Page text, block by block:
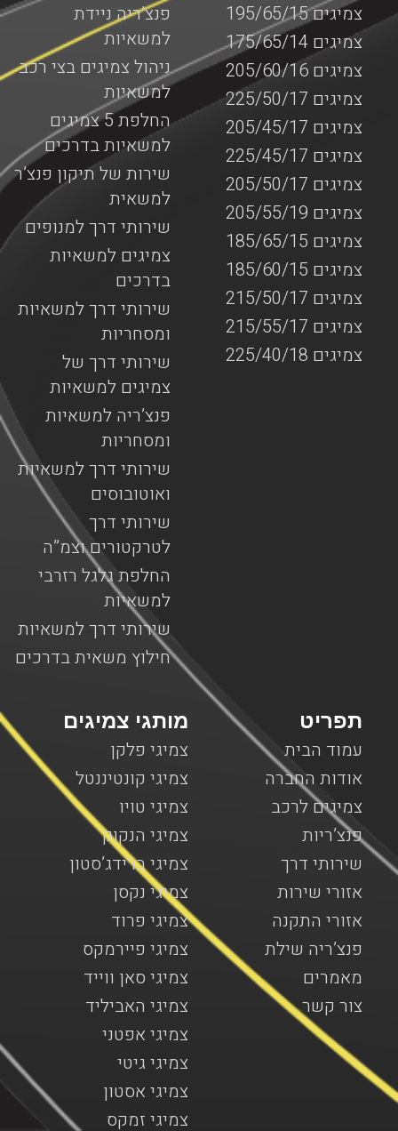
פנצ’ריה ניידת
למשאיות
ניהול צמיגים בצי רכב
למשאיות
החלפת 5 צמיגים
למשאיות בדרכים
שירות של תיקון פנצ’ר
למשאית
שירותי דרך למנופים
צמיגים למשאיות
בדרכים
שירותי דרך למשאיות
ומסחריות
שירותי דרך של
צמיגים למשאיות
פנצ’ריה למשאיות
ומסחריות
שירותי דרך למשאיות
ואוטובוסים
שירותי דרך
לטרקטורים וצמ”ה
החלפת גלגל רזרבי
למשאיות
שירותי דרך למשאיות
חילוץ משאית בדרכים
צמיגים 195/65/15
צמיגים 175/65/14
צמיגים 205/60/16
צמיגים 225/50/17
צמיגים 205/45/17
צמיגים 225/45/17
צמיגים 205/50/17
צמיגים 205/55/19
צמיגים 185/65/15
צמיגים 185/60/15
צמיגים 215/50/17
צמיגים 215/55/17
צמיגים 225/40/18
מותגי צמיגים
צמיגי פלקן
צמיגי קונטיננטל
צמיגי טויו
צמיגי הנקוק
צמיגי ברידג’סטון
צמיגי נקסן
צמיגי פרוד
צמיגי פיירמקס
צמיגי סאן ווייד
צמיגי האביליד
צמיגי אפטני
צמיגי גיטי
צמיגי אסטון
צמיגי זמקס
תפריט
עמוד הבית
אודות החברה
צמיגים לרכב
פנצ’ריות
שירותי דרך
אזורי שירות
אזורי התקנה
פנצ’ריה שילת
מאמרים
צור קשר